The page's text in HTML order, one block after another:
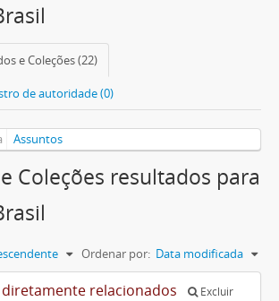
e Coleções (22)
de autoridade (0)
Assuntos
Coleções resultados para
Ordenar por: Data modificada
relacionados
Excluir